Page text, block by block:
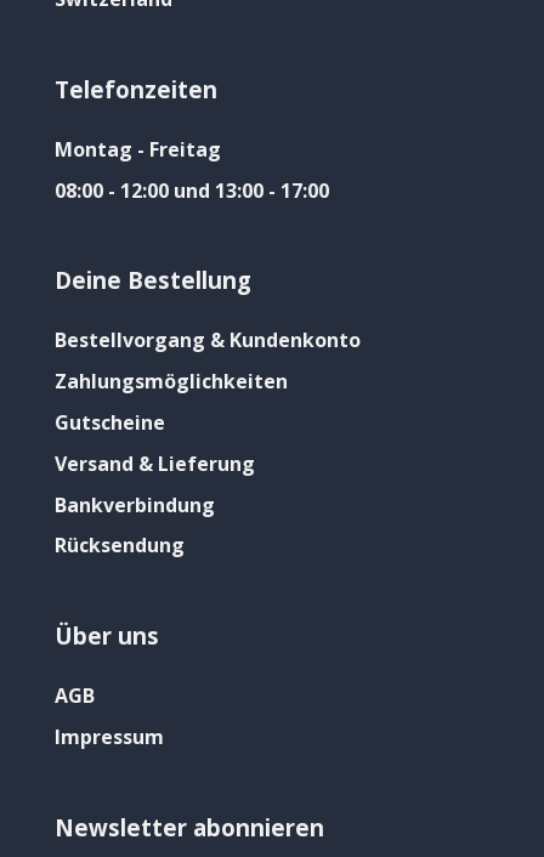
Telefonzeiten
Montag - Freitag
08:00 - 12:00 und 13:00 - 17:00
Deine Bestellung
Bestellvorgang & Kundenkonto
Zahlungsmöglichkeiten
Gutscheine
Versand & Lieferung
Bankverbindung
Rücksendung
Über uns
AGB
Impressum
Newsletter abonnieren